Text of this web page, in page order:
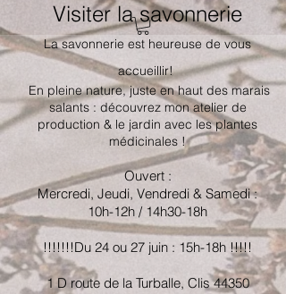
Visiter la savonnerie
​La savonnerie est heureuse de vous
accueillir!
En pleine nature, juste en haut des marais
salants : découvrez mon atelier de
production & le jardin avec les plantes
médicinales !
Ouvert :
Mercredi, Jeudi, Vendredi & Samedi :
10h-12h / 14h30-18h
!!!!!!!Du 24 ou 27 juin : 15h-18h !!!!!
1 D route de la Turballe, Clis 44350